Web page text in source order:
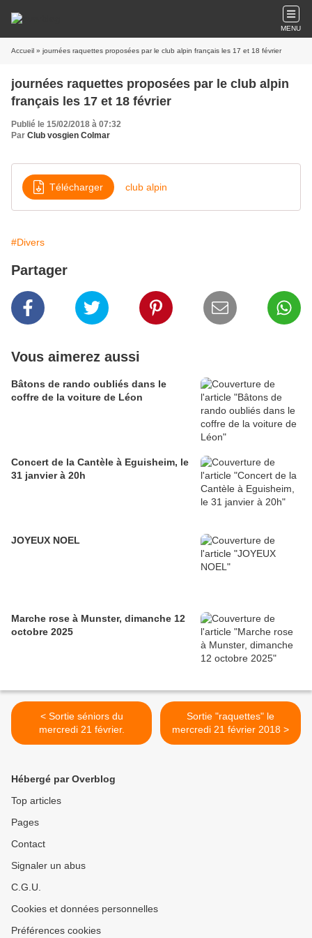
MENU
Accueil » journées raquettes proposées par le club alpin français les 17 et 18 février
journées raquettes proposées par le club alpin
français les 17 et 18 février
Publié le 15/02/2018 à 07:32
Par Club vosgien Colmar
Télécharger club alpin
#Divers
Partager
Vous aimerez aussi
Bâtons de rando oubliés dans le
coffre de la voiture de Léon
Concert de la Cantèle à Eguisheim, le
31 janvier à 20h
JOYEUX NOEL
Marche rose à Munster, dimanche 12
octobre 2025
< Sortie séniors du
mercredi 21 février.
Sortie "raquettes" le
mercredi 21 février 2018 >
Hébergé par Overblog
Top articles
Pages
Contact
Signaler un abus
C.G.U.
Cookies et données personnelles
Préférences cookies